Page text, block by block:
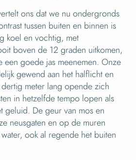
ons dat we nu ondergronds
tussen buiten en binnen is
koel en vochtig, met
boven de 12 graden uitkomen,
een goede jas meenemen. Onze
gewend aan het halflicht en
meter lang opende zich
in hetzelfde tempo lopen als
geluid. De geur van mos en
neusgaten en op de muren
ook al regende het buiten